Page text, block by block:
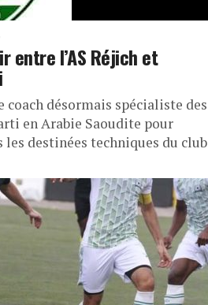
entre l’AS Réjich et
coach désormais spécialiste des
en Arabie Saoudite pour
les destinées techniques du club